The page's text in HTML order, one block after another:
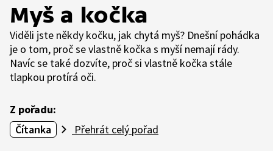
Myš a kočka
Viděli jste někdy kočku, jak chytá myš? Dnešní pohádka
je o tom, proč se vlastně kočka s myší nemají rády.
Navíc se také dozvíte, proč si vlastně kočka stále
tlapkou protírá oči.
Z pořadu:
Čítanka
Přehrát celý pořad